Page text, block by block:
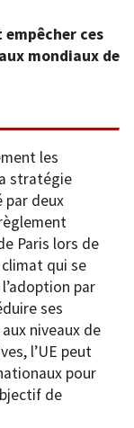
ces
mondiaux de
les
stratégie
par deux
Paris lors de
qui se
par
ses
niveaux de
l’UE peut
pour
de